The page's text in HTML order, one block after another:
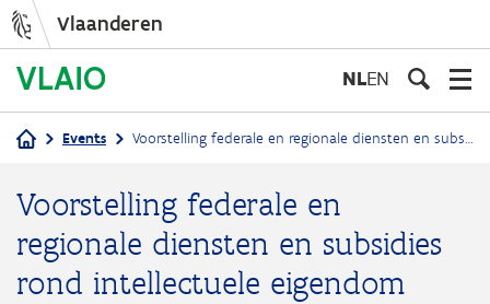
inhoud
Vlaanderen
NLEN
Events Voorstelling federale en regionale diensten en subsidies rond intellectuele eigendom
Voorstelling federale en
regionale diensten en subsidies
rond intellectuele eigendom